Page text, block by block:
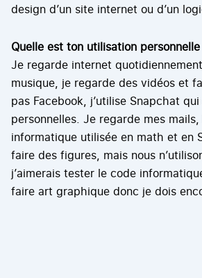
design d’un site internet ou d’un
Quelle est ton utilisation
Je regarde internet
musique, je regarde des vidéos et
pas Facebook, j’utilise Snapchat
personnelles. Je regarde mes
informatique utilisée en math et en
faire des figures, mais nous
j’aimerais tester le code
faire art graphique donc je dois